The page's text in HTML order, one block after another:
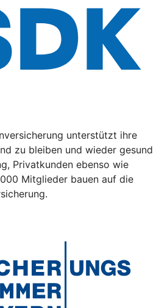
unterstützt ihre
zu bleiben und wieder gesund
Privatkunden ebenso wie
Mitglieder bauen auf die